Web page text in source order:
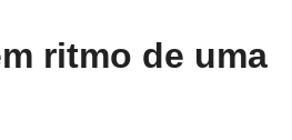
ritmo de uma